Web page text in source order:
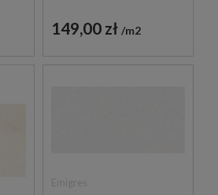
149,00 zł m2